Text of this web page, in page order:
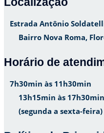
Estrada Antônio
Bairro Nova Roma,
Horário de
7h30min às 11h30min
13h15min às 17h30min
(segunda a sexta-feira)